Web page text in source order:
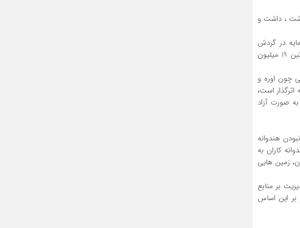
، داشت و
تومان تسهیلات سرمایه در گردش
تولید، اختصاص یافت این درحالی است که هندوانه کاران می گویند؛ هر هکتار هندوانه کاری به طور میانگین 19 میلیون
چون اوره و
است،
صورت آزاد
هندوانه
کاران به
زمین هایی
بر منابع
این اساس